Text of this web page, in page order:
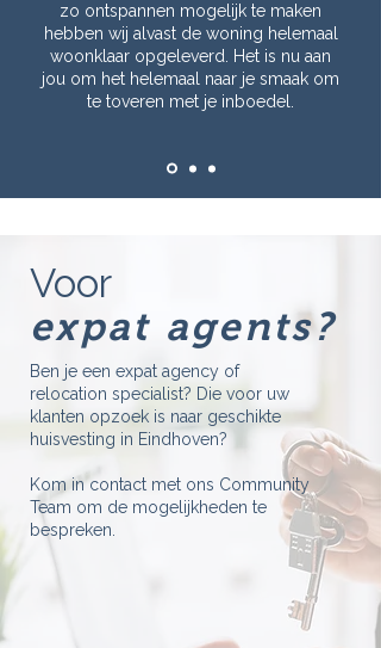
zo ontspannen mogelijk te maken
hebben wij alvast de woning helemaal
woonklaar opgeleverd. Het is nu aan
jou om het helemaal naar je smaak om
te toveren met je inboedel.
Voor
expat agents?
Ben je een expat agency of
relocation specialist? Die voor uw
klanten opzoek is naar geschikte
huisvesting in Eindhoven?
Kom in contact met ons Community
Team om de mogelijkheden te
bespreken.